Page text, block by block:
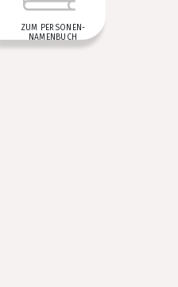
ZUM PERSONEN­
NAMENBUCH